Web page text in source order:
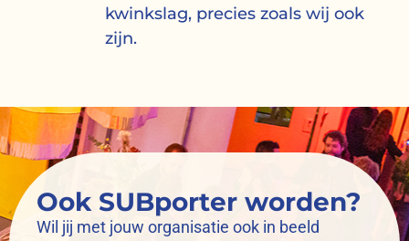
kwinkslag, precies zoals wij ook
zijn.
Ook SUBporter worden?
Wil jij met jouw organisatie ook in beeld